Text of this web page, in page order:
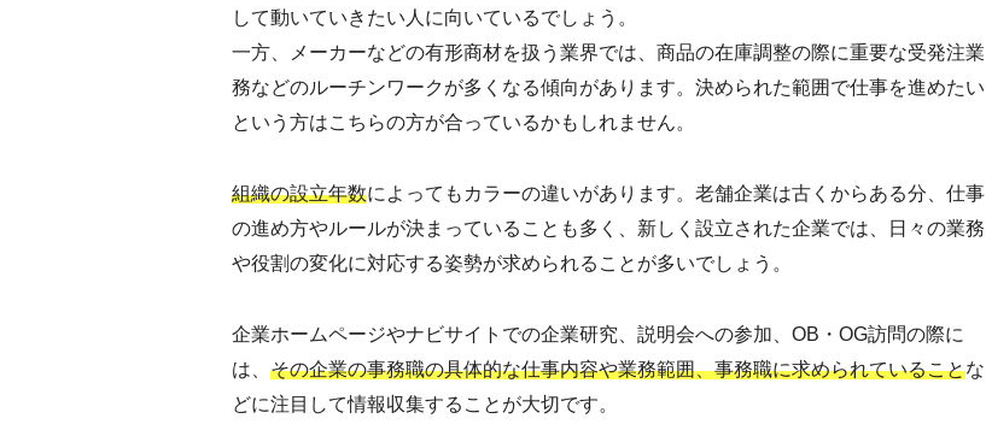
して動いていきたい人に向いているでしょう。
一方、メーカーなどの有形商材を扱う業界では、商品の在庫調整の際に重要な受発注業
務などのルーチンワークが多くなる傾向があります。決められた範囲で仕事を進めたい
という方はこちらの方が合っているかもしれません。
組織の設立年数によってもカラーの違いがあります。老舗企業は古くからある分、仕事
の進め方やルールが決まっていることも多く、新しく設立された企業では、日々の業務
や役割の変化に対応する姿勢が求められることが多いでしょう。
企業ホームページやナビサイトでの企業研究、説明会への参加、OB・OG訪問の際に
は、 その企業の事務職の具体的な仕事内容や業務範囲、事務職に求められていることな
どに注目して情報収集することが大切です。